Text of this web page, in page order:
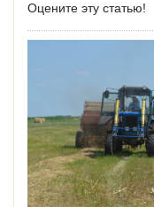
Оцените эту статью!